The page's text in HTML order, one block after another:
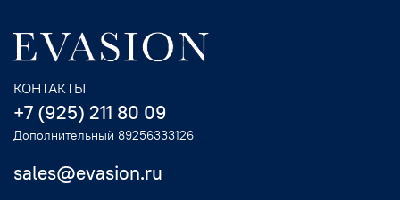
КОНТАКТЫ
+7 (925) 211 80 09
Дополнительный 89256333126
sales@evasion.ru